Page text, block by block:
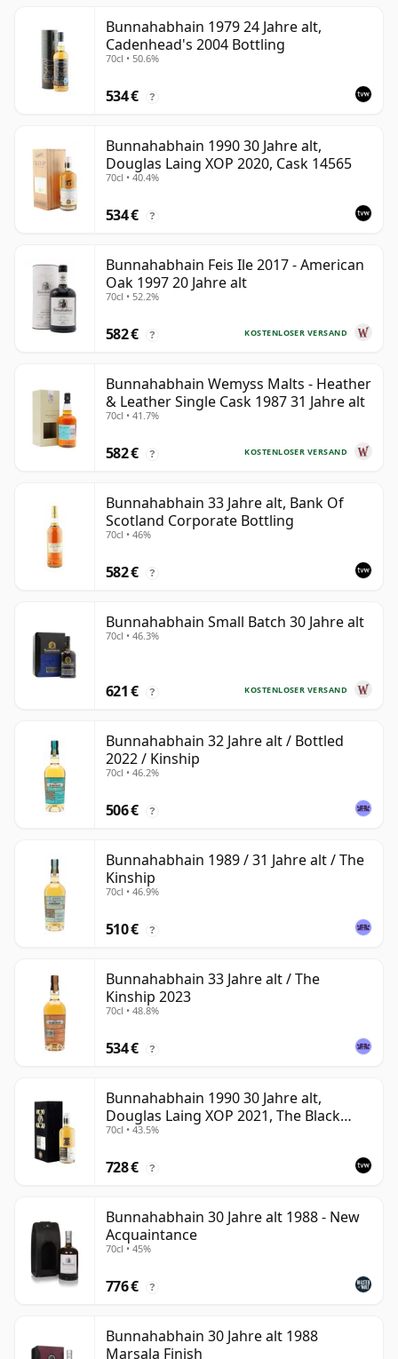
Bunnahabhain 1979 24 Jahre alt,
Cadenhead's 2004 Bottling
70cl • 50.6%
534 € ?
Bunnahabhain 1990 30 Jahre alt,
Douglas Laing XOP 2020, Cask 14565
70cl • 40.4%
534 € ?
Bunnahabhain Feis Ile 2017 - American
Oak 1997 20 Jahre alt
70cl • 52.2%
KOSTENLOSER VERSAND
582 € ?
Bunnahabhain Wemyss Malts - Heather
& Leather Single Cask 1987 31 Jahre alt
70cl • 41.7%
KOSTENLOSER VERSAND
582 € ?
Bunnahabhain 33 Jahre alt, Bank Of
Scotland Corporate Bottling
70cl • 46%
582 € ?
Bunnahabhain Small Batch 30 Jahre alt
70cl • 46.3%
KOSTENLOSER VERSAND
621 € ?
Bunnahabhain 32 Jahre alt / Bottled
2022 / Kinship
70cl • 46.2%
506 € ?
Bunnahabhain 1989 / 31 Jahre alt / The
Kinship
70cl • 46.9%
510 € ?
Bunnahabhain 33 Jahre alt / The
Kinship 2023
70cl • 48.8%
534 € ?
Bunnahabhain 1990 30 Jahre alt,
Douglas Laing XOP 2021, The Black
Series
70cl • 43.5%
728 € ?
Bunnahabhain 30 Jahre alt 1988 - New
Acquaintance
70cl • 45%
776 € ?
Bunnahabhain 30 Jahre alt 1988
Marsala Finish